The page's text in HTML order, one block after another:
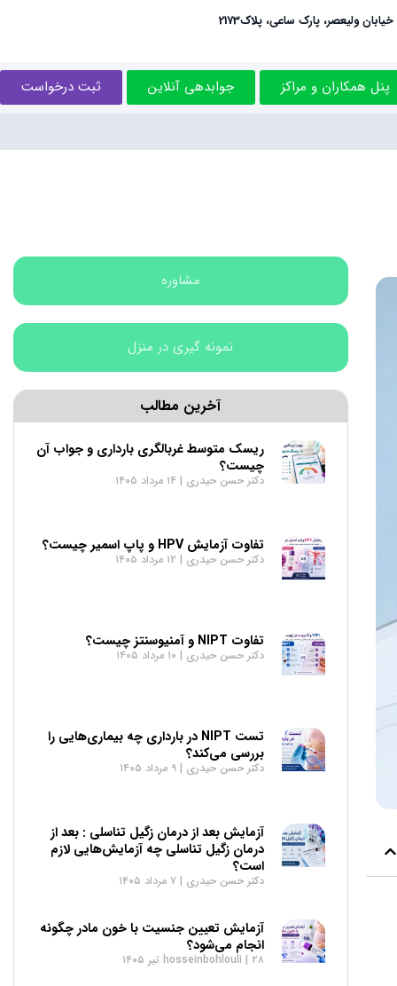
ولیعصر، پارک ساعی، پلاک2173
پنل همکاران و مراکز جوابدهی آنلاین ثبت درخواست
مشاوره
نمونه گیری در منزل
آخرین مطالب
ریسک متوسط غربالگری بارداری و جواب آن
چیست؟
دکتر حسن حیدری ۱۴ مرداد ۱۴۰۵
تفاوت آزمایش HPV و پاپ اسمیر چیست؟
دکتر حسن حیدری ۱۲ مرداد ۱۴۰۵
تفاوت NIPT و آمنیوسنتز چیست؟
دکتر حسن حیدری ۱۰ مرداد ۱۴۰۵
تست NIPT در بارداری چه بیماری‌هایی را
بررسی می‌کند؟
دکتر حسن حیدری ۹ مرداد ۱۴۰۵
آزمایش بعد از درمان زگیل تناسلی : بعد از
درمان زگیل تناسلی چه آزمایش‌هایی لازم
است؟
دکتر حسن حیدری ۷ مرداد ۱۴۰۵
آزمایش تعیین جنسیت با خون مادر چگونه
انجام می‌شود؟
hosseinbohlouli ۲۸ تیر ۱۴۰۵